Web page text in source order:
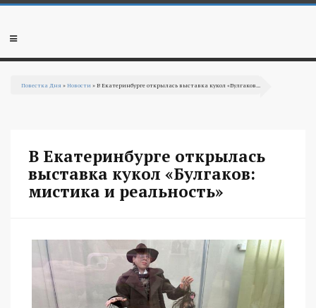
Перейти к основному содержанию
Мобильное
Повестка Дня »Новости » В Екатеринбурге открылась выставка кукол «Булгаков...
В Екатеринбурге открылась
выставка кукол «Булгаков:
мистика и реальность»